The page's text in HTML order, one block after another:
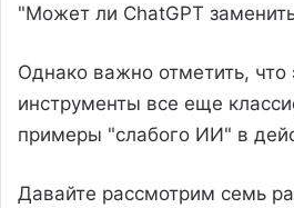
"Может ли ChatGPT
Однако важно отметить, что
инструменты все еще
примеры "слабого ИИ" в
Давайте рассмотрим семь